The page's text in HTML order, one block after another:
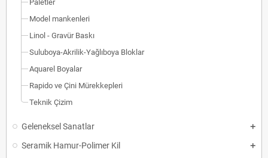
Paletler
Model mankenleri
Linol - Gravür Baskı
Suluboya-Akrilik-Yağlıboya Bloklar
Aquarel Boyalar
Rapido ve Çini Mürekkepleri
Teknik Çizim
Geleneksel Sanatlar
Seramik Hamur-Polimer Kil